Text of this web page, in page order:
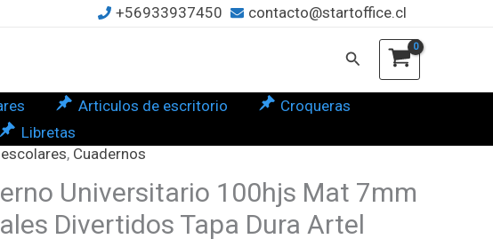
+56933937450 contacto@startoffice.cl
Buscar
Articulos de escritorio
Croqueras
Libretas
, Cuadernos
Universitario 100hjs Mat 7mm
Divertidos Tapa Dura Artel
Divertidos
Dura
cantidad